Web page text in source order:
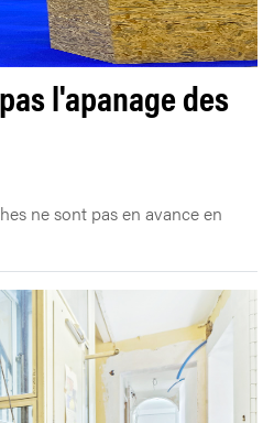
l'apanage des
ne sont pas en avance en